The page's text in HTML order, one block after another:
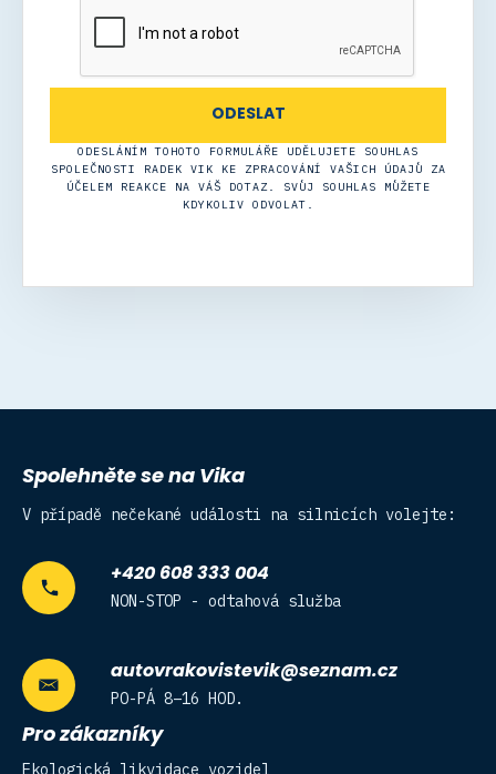
ODESLÁNÍM TOHOTO FORMULÁŘE UDĚLUJETE SOUHLAS
SPOLEČNOSTI RADEK VIK KE ZPRACOVÁNÍ VAŠICH ÚDAJŮ ZA
ÚČELEM REAKCE NA VÁŠ DOTAZ. SVŮJ SOUHLAS MŮŽETE
KDYKOLIV ODVOLAT.
Spolehněte se na Vika
V případě nečekané události na silnicích volejte:
+420 608 333 004
NON-STOP - odtahová služba
autovrakovistevik@seznam.cz
PO-PÁ 8–16 HOD.
Pro zákazníky
Ekologická likvidace vozidel